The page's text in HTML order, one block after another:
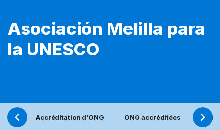
Asociación Melilla para
la UNESCO
Accréditation d'ONG ONG accréditées